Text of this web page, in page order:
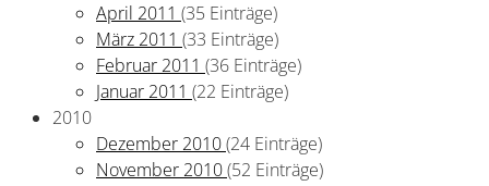
April 2011 (35 Einträge)
März 2011 (33 Einträge)
Februar 2011 (36 Einträge)
Januar 2011 (22 Einträge)
2010
Dezember 2010(24 Einträge)
November 2010(52 Einträge)